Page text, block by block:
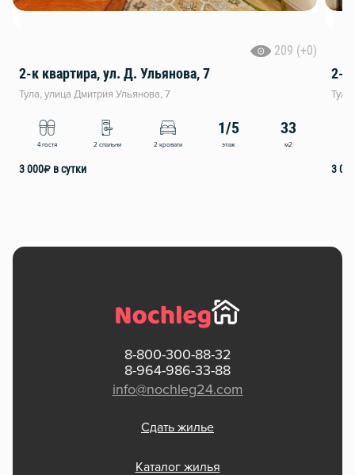
209 (+0)
2-к квартира, ул. Д. Ульянова, 7
Тула, улица Дмитрия Ульянова, 7
4 гостя 2 спальни 2 кровати
1/5
этаж
33
м2
3 000₽ в сутки
2-к
3 000
8-800-300-88-32
8-964-986-33-88
info@nochleg24.com
Сдать жилье
Каталог жилья